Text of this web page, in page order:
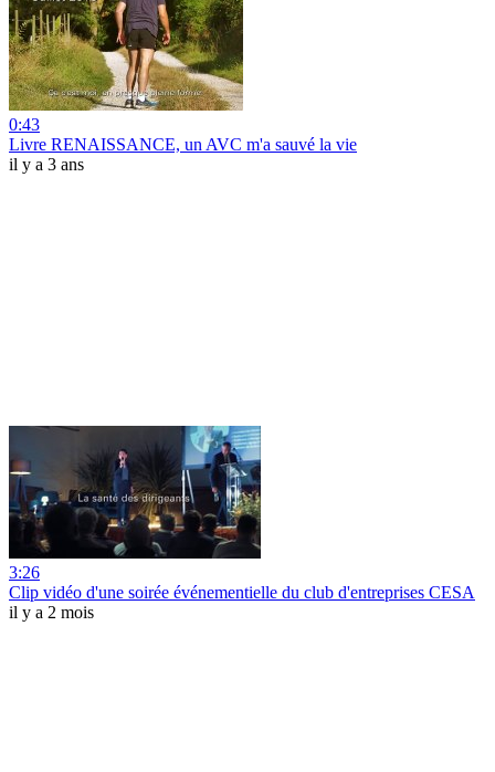
0:43
Livre RENAISSANCE, un AVC m'a sauvé la vie
il y a 3 ans
3:26
Clip vidéo d'une soirée événementielle du club d'entreprises CESA
il y a 2 mois